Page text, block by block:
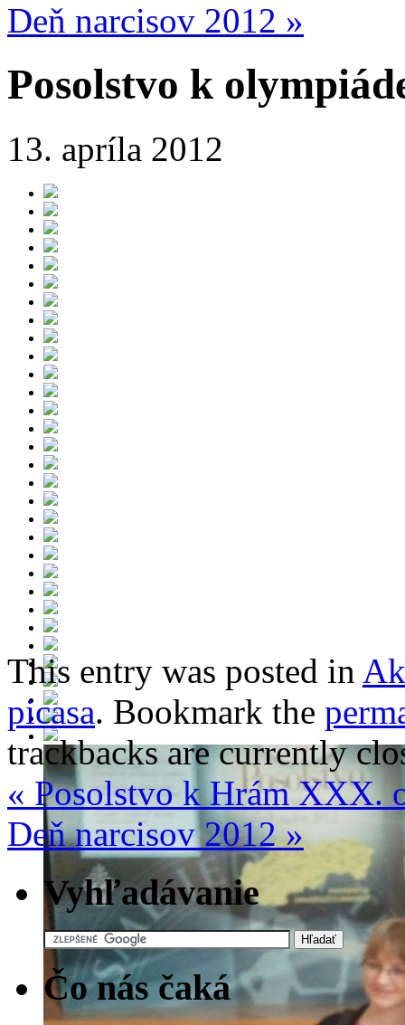
Deň narcisov 2012 »
Posolstvo k
13. apríla 2012
This entry was posted in
picasa. Bookmark the
trackbacks are currently
« Posolstvo k Hrám XXX.
Deň narcisov 2012»
Vyhľadávanie
Čo nás čaká